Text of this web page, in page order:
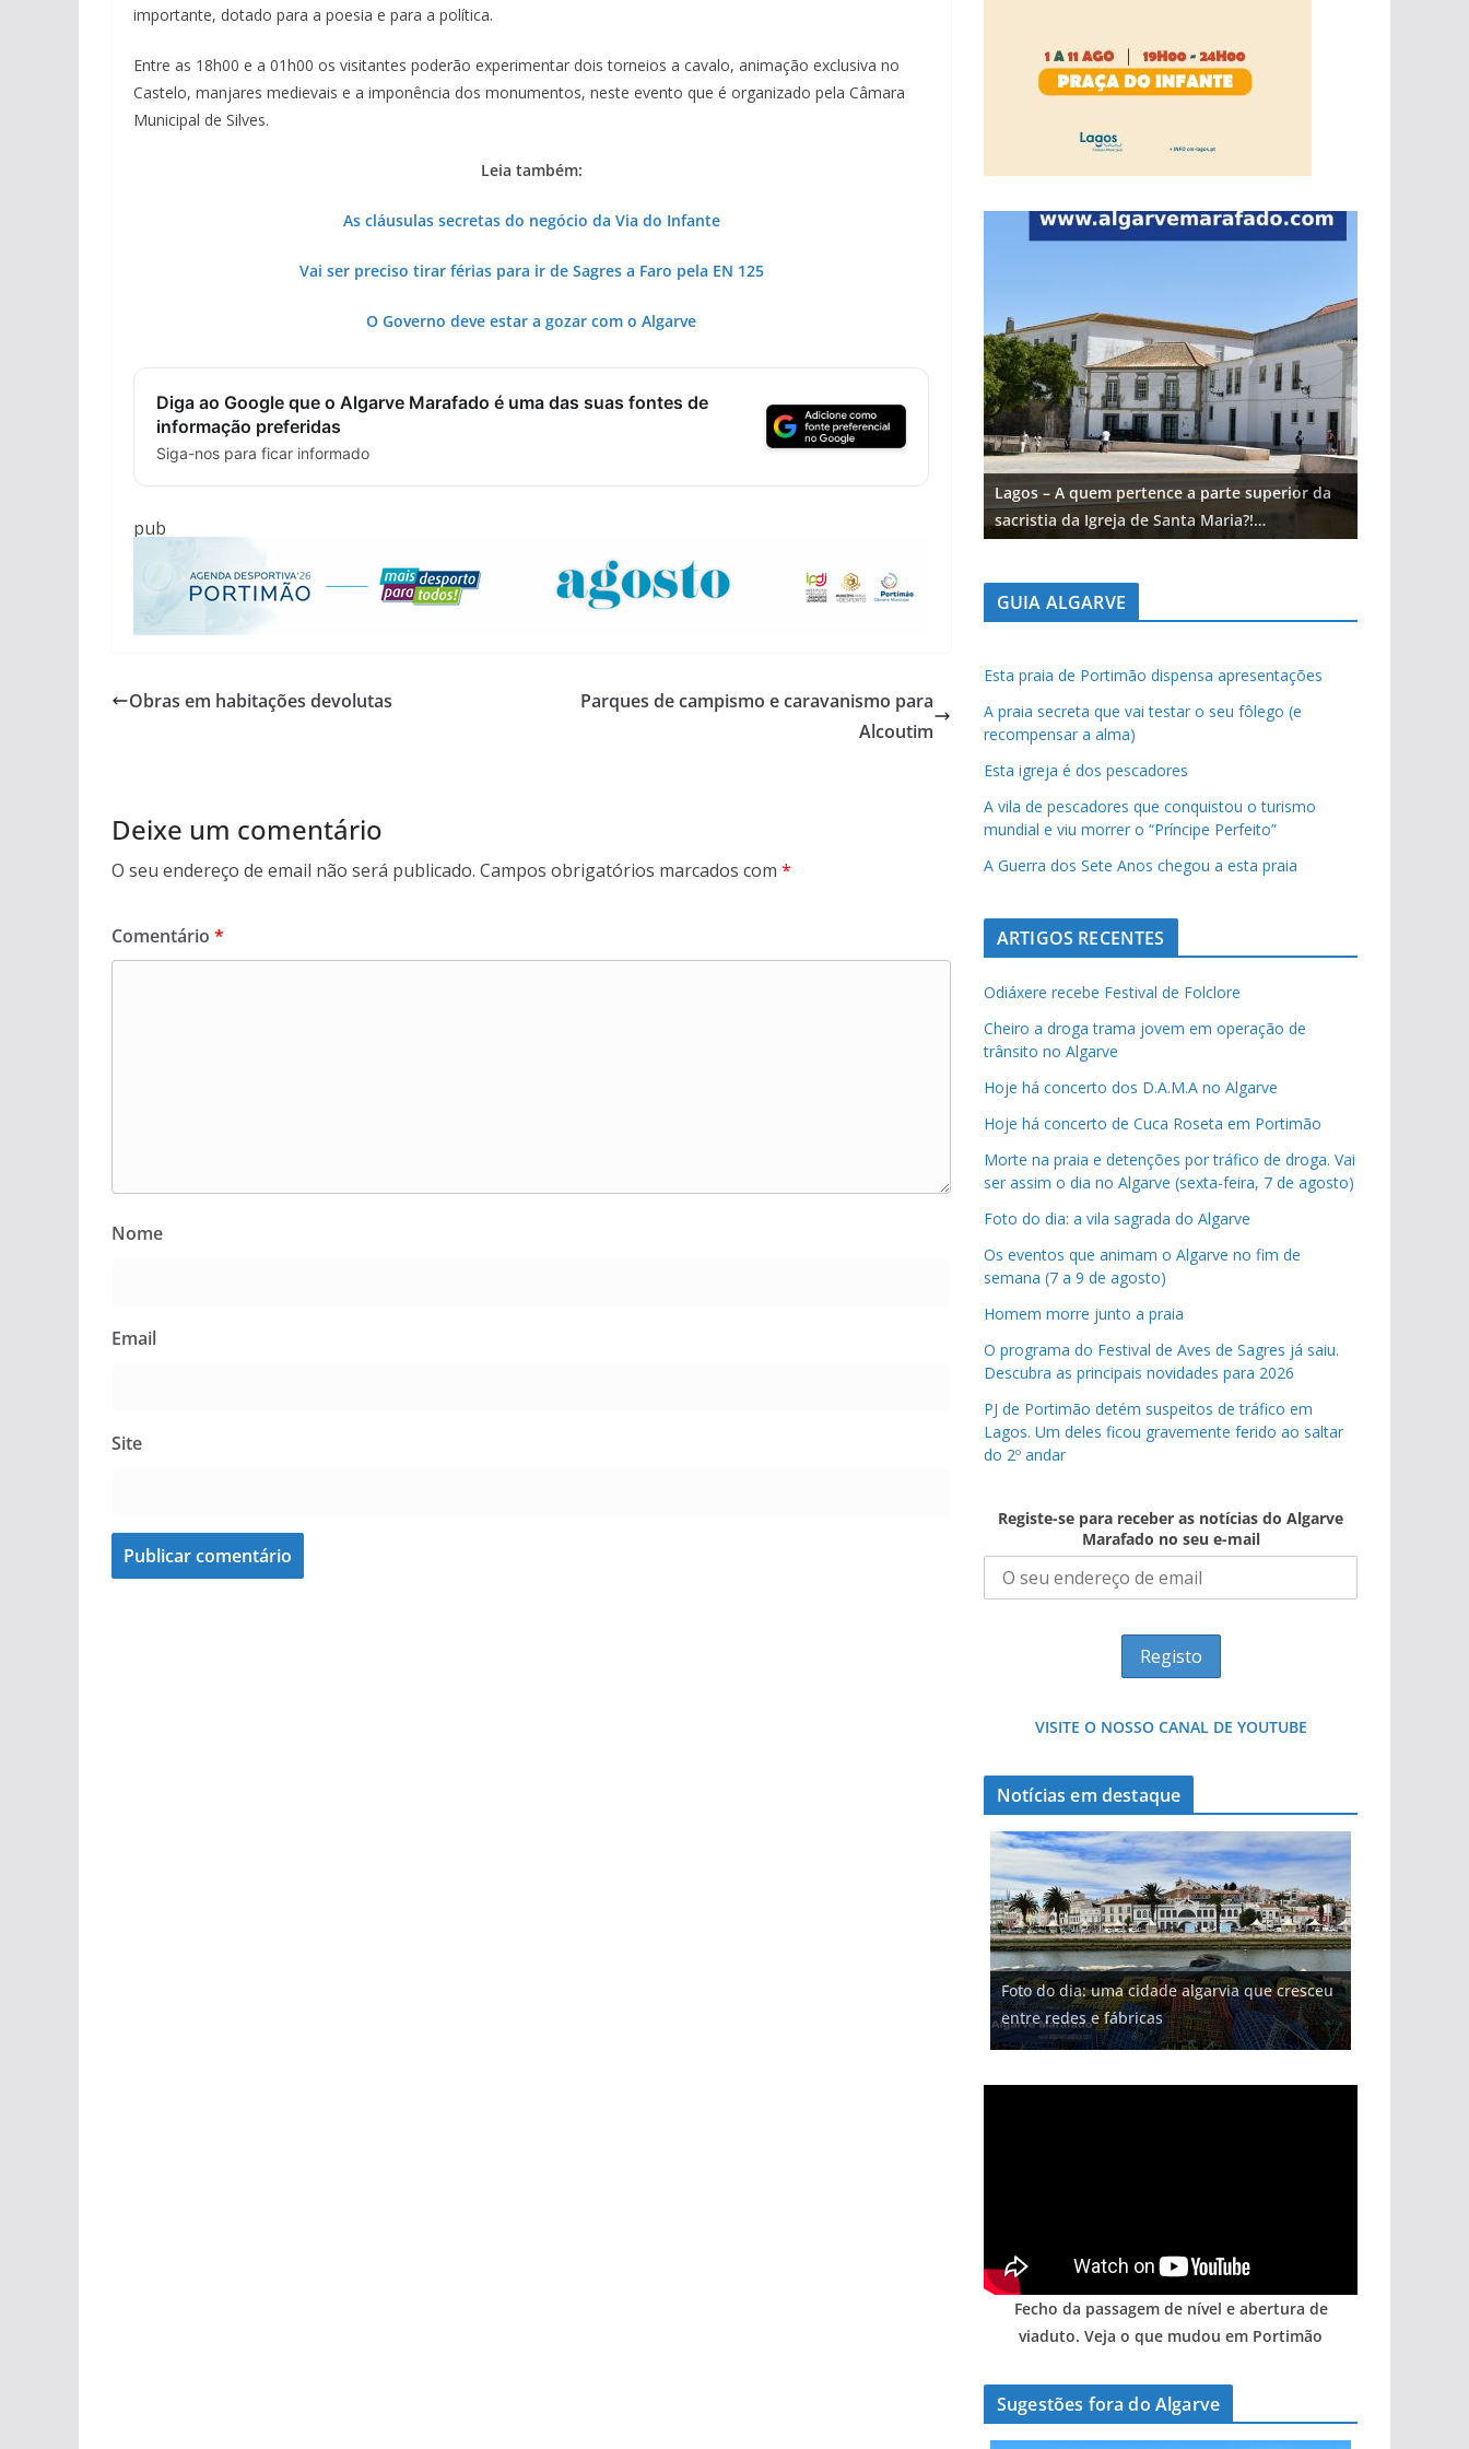
importante, dotado para a poesia e para a política.
Entre as 18h00 e a 01h00 os visitantes poderão experimentar dois torneios a cavalo, animação exclusiva no
Castelo, manjares medievais e a imponência dos monumentos, neste evento que é organizado pela Câmara
Municipal de Silves.
Leia também:
As cláusulas secretas do negócio da Via do Infante
Vai ser preciso tirar férias para ir de Sagres a Faro pela EN 125
O Governo deve estar a gozar com o Algarve
Diga ao Google que o Algarve Marafado é uma das suas fontes de
informação preferidas
Siga-nos para ficar informado
pub
Obras em habitações devolutas
Parques de campismo e caravanismo para
Alcoutim
Deixe um comentário
O seu endereço de email não será publicado. Campos obrigatórios marcados com *
Comentário *
Nome
Email
Site
Lagos – A quem pertence a parte superior da
Lagos – A quem pertence a parte superior da
sacristia da Igreja de Santa Maria?!…
GUIA ALGARVE
Esta praia de Portimão dispensa apresentações
A praia secreta que vai testar o seu fôlego (e
recompensar a alma)
Esta igreja é dos pescadores
A vila de pescadores que conquistou o turismo
mundial e viu morrer o “Príncipe Perfeito”
A Guerra dos Sete Anos chegou a esta praia
ARTIGOS RECENTES
Odiáxere recebe Festival de Folclore
Cheiro a droga trama jovem em operação de
trânsito no Algarve
Hoje há concerto dos D.A.M.A no Algarve
Hoje há concerto de Cuca Roseta em Portimão
Morte na praia e detenções por tráfico de droga. Vai
ser assim o dia no Algarve (sexta-feira, 7 de agosto)
Foto do dia: a vila sagrada do Algarve
Os eventos que animam o Algarve no fim de
semana (7 a 9 de agosto)
Homem morre junto a praia
O programa do Festival de Aves de Sagres já saiu.
Descubra as principais novidades para 2026
PJ de Portimão detém suspeitos de tráfico em
Lagos. Um deles ficou gravemente ferido ao saltar
do 2º andar
Registe-se para receber as notícias do Algarve
Marafado no seu e-mail
VISITE O NOSSO CANAL DE YOUTUBE
Notícias em destaque
Foto do dia: uma cidade algarvia que cresceu
entre redes e fábricas
Milagre da água. Fontes emblemáticas do
Algarve voltam a ter vida (com vídeo)
Tempestades roubam areia de praias e põem
arribas em risco no Algarve (com vídeo)
Projeto milionário: investimento de 108
milhões de euros na construção de dois
hotéis (com vídeo)
Tapas do mar a 3 euros cada. Nova rota
gastronómica nasce no Algarve
Fecho da passagem de nível e abertura de
viaduto. Veja o que mudou em Portimão
Sugestões fora do Algarve